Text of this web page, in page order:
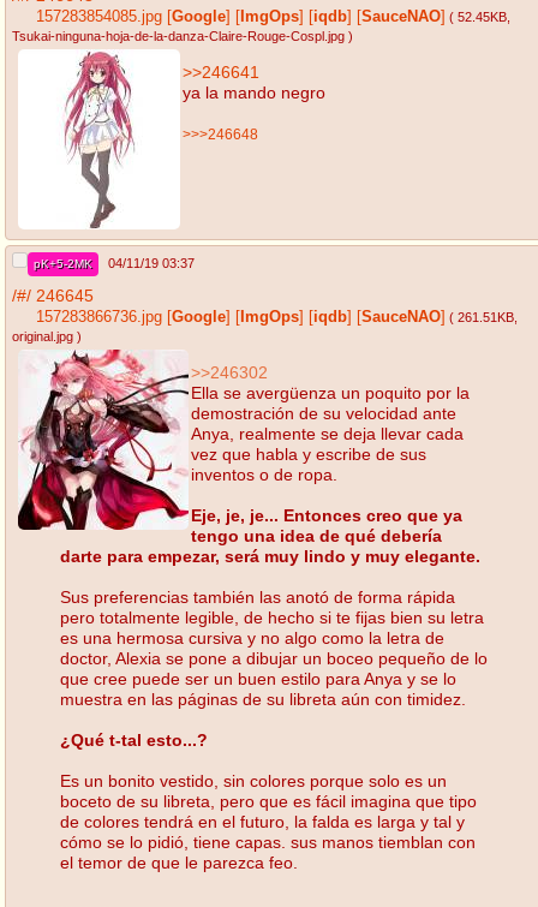
157283854085.jpg Google ImgOps iqdb SauceNAO ( 52.45KB
Tsukai-ninguna-hoja-de-la-danza-Claire-Rouge-Cospl.jpg )
>>246641
ya la mando negro
>>>246648
pK+5-2MK 04/11/19 03:37
/#/ 246645
157283866736.jpg Google ImgOps iqdb SauceNAO ( 261.51KB
original.jpg )
>>246302
Ella se avergüenza un poquito por la
demostración de su velocidad ante
Anya, realmente se deja llevar cada
vez que habla y escribe de sus
inventos o de ropa.
Eje, je, je... Entonces creo que ya
tengo una idea de qué debería
darte para empezar, será muy lindo y muy elegante.
Sus preferencias también las anotó de forma rápida
pero totalmente legible, de hecho si te fijas bien su letra
es una hermosa cursiva y no algo como la letra de
doctor, Alexia se pone a dibujar un boceo pequeño de lo
que cree puede ser un buen estilo para Anya y se lo
muestra en las páginas de su libreta aún con timidez.
¿Qué t-tal esto...?
Es un bonito vestido, sin colores porque solo es un
boceto de su libreta, pero que es fácil imagina que tipo
de colores tendrá en el futuro, la falda es larga y tal y
cómo se lo pidió, tiene capas. sus manos tiemblan con
el temor de que le parezca feo.